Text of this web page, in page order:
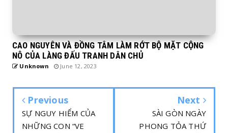
CAO NGUYÊN VÀ ĐỒNG TÂM LÀM RỚT BỘ MẶT CỘNG
NÔ CỦA LÀNG ĐẤU TRANH DÂN CHỦ
Unknown June 12, 2023
Previous
SỰ NGUY HIỂM CỦA
NHỮNG CON “VE
Next
SÀI GÒN NGÀY
PHONG TỎA THỨ